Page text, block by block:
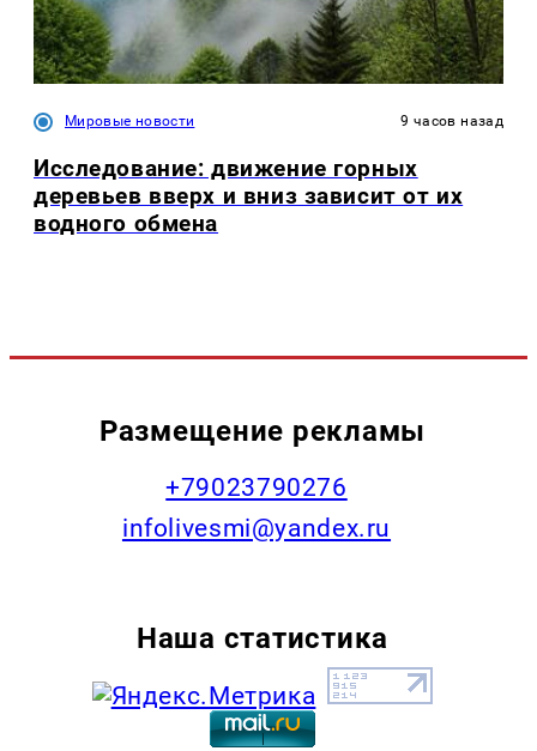
Мировые новости 9 часов назад
Исследование: движение горных
деревьев вверх и вниз зависит от их
водного обмена
Размещение рекламы
+79023790276
infolivesmi@yandex.ru
Наша статистика